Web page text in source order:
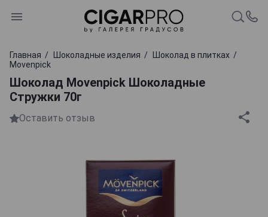
Главная Шоколадные изделия
Шоколад в плитках
Movenpick
Шоколад Movenpick Шоколадные
Стружки 70г
Оставить отзыв